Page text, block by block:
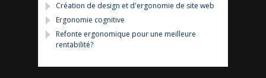
Création de design et d'ergonomie de site web
Ergonomie cognitive
Refonte ergonomique pour une meilleure
rentabilité?